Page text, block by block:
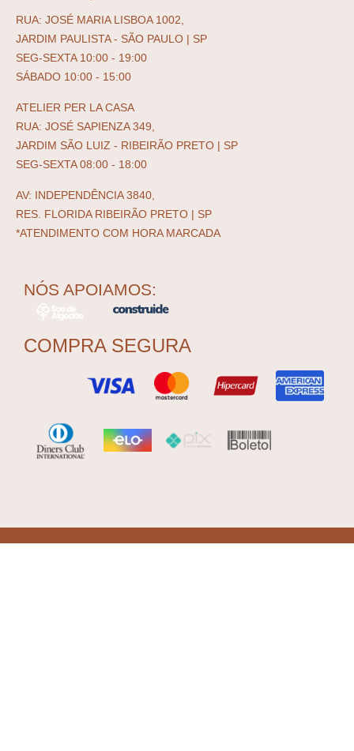
RUA: JOSÉ MARIA LISBOA 1002,
JARDIM PAULISTA - SÃO PAULO | SP
SEG-SEXTA 10:00 - 19:00
SÁBADO 10:00 - 15:00
ATELIER PER LA CASA
RUA: JOSÉ SAPIENZA 349,
JARDIM SÃO LUIZ - RIBEIRÃO PRETO | SP
SEG-SEXTA 08:00 - 18:00
AV: INDEPENDÊNCIA 3840,
RES. FLORIDA RIBEIRÃO PRETO | SP
*ATENDIMENTO COM HORA MARCADA
NÓS APOIAMOS:
COMPRA SEGURA